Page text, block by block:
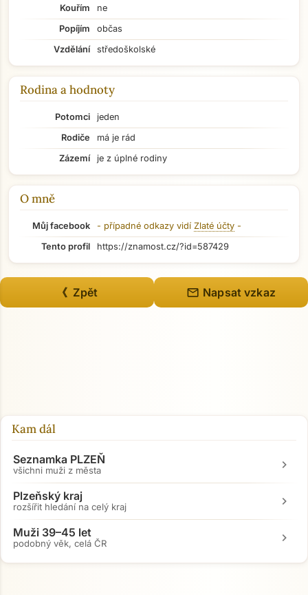
Kouřím
ne
Popíjím
občas
Vzdělání
středoškolské
Rodina a hodnoty
Potomci
jeden
Rodiče
má je rád
Zázemí
je z úplné rodiny
O mně
Můj facebook - případné odkazy vidí Zlaté účty -
Tento profil
https://znamost.cz/?id=587429
《 Zpět mail Napsat vzkaz
Kam dál
Seznamka PLZEŇ
všichni muži z města chevron_right
Plzeňský kraj
rozšířit hledání na celý kraj chevron_right
Muži 39–45 let
podobný věk, celá ČR chevron_right